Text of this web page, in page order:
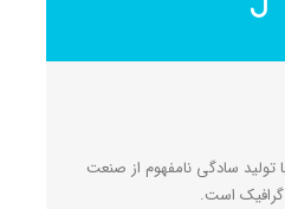
تولید سادگی نامفهوم از صنعت
گرافیک است.